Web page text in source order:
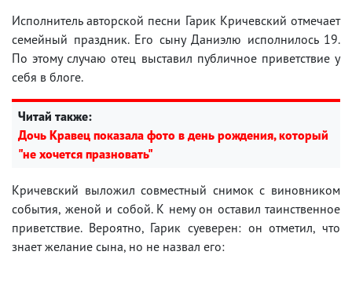
Исполнитель авторской песни Гарик Кричевский отмечает
семейный праздник. Его сыну Даниэлю исполнилось 19.
По этому случаю отец выставил публичное приветствие у
себя в блоге.
Читай также:
Дочь Кравец показала фото в день рождения, который
"не хочется празновать"
Кричевский выложил совместный снимок с виновником
события, женой и собой. К нему он оставил таинственное
приветствие. Вероятно, Гарик суеверен: он отметил, что
знает желание сына, но не назвал его: